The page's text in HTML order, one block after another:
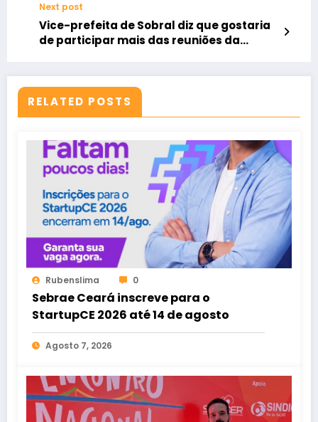
Next post
Vice-prefeita de Sobral diz que gostaria
de participar mais das reuniões da
RELATED POSTS
Rubenslima 0
Sebrae Ceará inscreve para o
StartupCE 2026 até 14 de agosto
Agosto 7, 2026